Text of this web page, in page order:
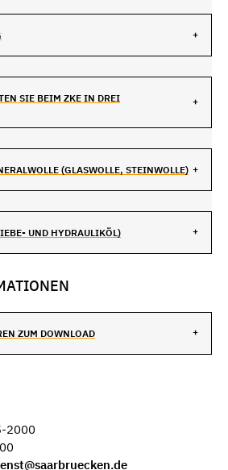
SIE BEIM ZKE IN DREI
(GLASWOLLE, STEINWOLLE)
UND HYDRAULIKÖL)
ZUM DOWNLOAD
2000